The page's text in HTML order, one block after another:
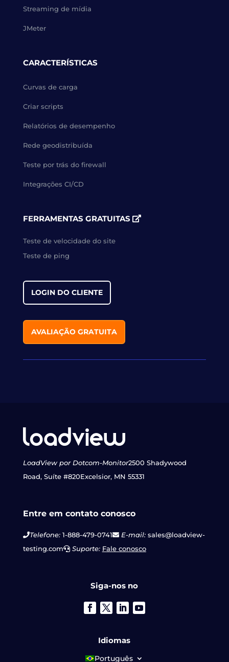
Streaming de mídia
JMeter
CARACTERÍSTICAS
Curvas de carga
Criar scripts
Relatórios de desempenho
Rede geodistribuída
Teste por trás do firewall
Integrações CI/CD
FERRAMENTAS GRATUITAS
Teste de velocidade do site
Teste de ping
LOGIN DO CLIENTE
AVALIAÇÃO GRATUITA
LoadView por Dotcom-Monitor2500 Shadywood
Road, Suíte #820Excelsior, MN 55331
Entre em contato conosco
Telefone:1-888-479-0741 E-mail:sales@loadview-
testing.com
Suporte: Fale conosco
Siga-nos no
Idiomas
Português